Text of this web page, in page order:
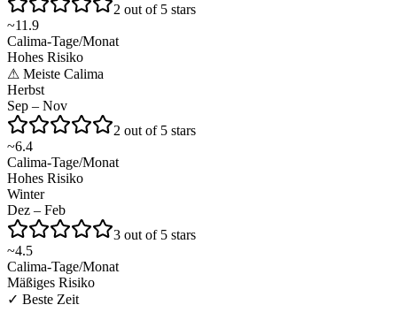
2 out of 5 stars
~11.9
Calima-Tage/Monat
Hohes Risiko
⚠ Meiste Calima
Herbst
Sep – Nov
2 out of 5 stars
~6.4
Calima-Tage/Monat
Hohes Risiko
Winter
Dez – Feb
3 out of 5 stars
~4.5
Calima-Tage/Monat
Mäßiges Risiko
✓ Beste Zeit